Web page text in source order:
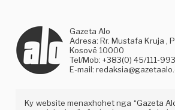
Gazeta Alo
Adresa: Rr. Mustafa Kruja ,
Kosovë 10000
Tel/Mob: +383(0) 45/111-993
E-mail:
Ky website menaxhohet nga “Gazeta